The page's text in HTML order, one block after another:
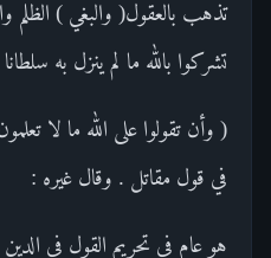
تذهب بالعقول( والبغي ) الظلم
تشركوا بالله ما لم ينزل به
( وأن تقولوا على الله ما لا
في قول مقاتل . وقال غيره :
هو عام في تحريم القول في